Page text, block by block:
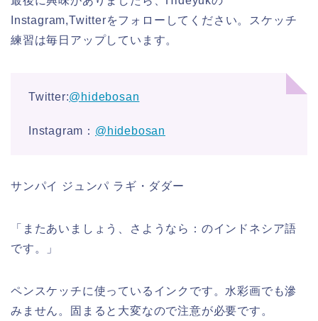
Instagram,Twitterをフォローしてください。スケッチ
練習は毎日アップしています。
Twitter:@hidebosan
Instagram： @hidebosan
サンパイ ジュンパ ラギ・ダダー
「またあいましょう、さようなら：のインドネシア語
です。」
ペンスケッチに使っているインクです。水彩画でも滲
みません。固まると大変なので注意が必要です。